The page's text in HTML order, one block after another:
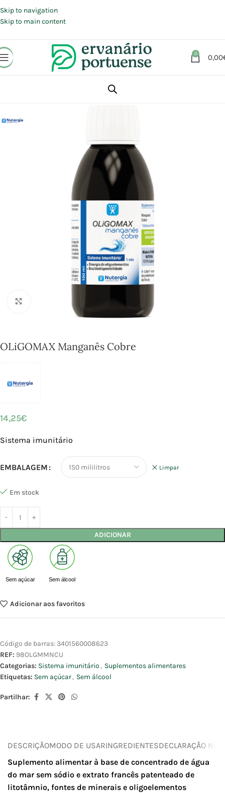
Skip to navigation
Skip to main content
0 0,00
Suplementos alimentares
OLiGOMAX Manganês Cobre
14,25€
Sistema imunitário
EMBALAGEM Limpar
Em stock
ADICIONAR
Sem açúcar Sem álcool
Adicionar aos favoritos
Código de barras: 3401560008623
REF: 98OLGMMNCU
Categorias: Sistema imunitário , Suplementos alimentares
Etiquetas: Sem açúcar, Sem álcool
Partilhar:
DESCRIÇÃOMODO DE USARINGREDIENTESDECLARAÇÃO
Suplemento alimentar à base de concentrado de água
do mar sem sódio e extrato francês patenteado de
litotâmnio, fontes de minerais e oligoelementos